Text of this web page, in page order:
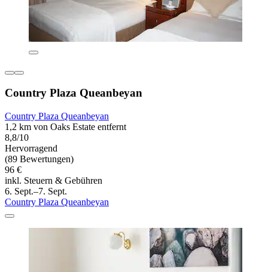
Country Plaza Queanbeyan
Country Plaza Queanbeyan
1,2 km von Oaks Estate entfernt
8,8/10
Hervorragend
(89 Bewertungen)
96 €
inkl. Steuern & Gebühren
6. Sept.–7. Sept.
Country Plaza Queanbeyan